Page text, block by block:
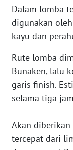
Dalam lomba
digunakan
kayu dan
Rute lomba
Bunaken, lalu
garis finish.
selama tiga
Akan diberikan
tercepat dari
WN
SUMSEL
BENGKULU
WN
LAMPUNG
WN
JATENG